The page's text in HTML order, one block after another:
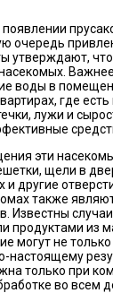
очередь
утверждают,
воды в
где
лужи и
эти
щели в
и другие
также
Известны
продуктами из
могут не
настоящему
только при
во всем